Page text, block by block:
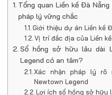
Tổng quan Liền kề Đà
pháp lý vững chắc
Giới thiệu dự án Liền kề
Vị trí đắc địa của Liền
Sổ hồng sở hữu lâu dài
Legend có an tâm?
Xác nhận pháp lý rõ
Newtown Legend
Lợi ích sổ hồng sở hữu